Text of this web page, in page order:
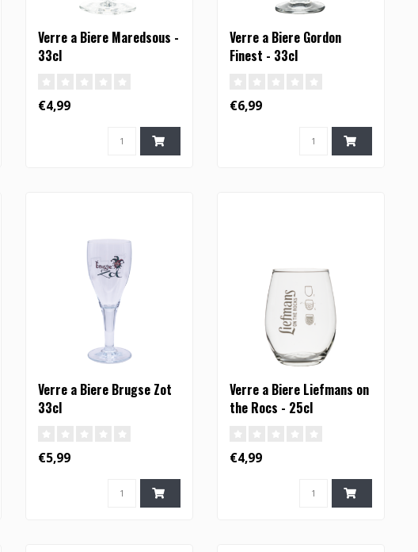
Verre a Biere Maredsous -
33cl
€4,99
Verre a Biere Gordon
Finest - 33cl
€6,99
Verre a Biere Brugse Zot
33cl
€5,99
Verre a Biere Liefmans on
the Rocs - 25cl
€4,99